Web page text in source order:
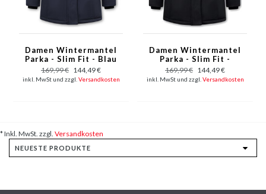
Damen Wintermantel
Parka - Slim Fit - Blau
169,99 € 144,49 €
inkl. MwSt und zzgl. Versandkosten
Damen Wintermantel
Parka - Slim Fit -
Schwarz
169,99 € 144,49 €
inkl. MwSt und zzgl. Versandkosten
* Inkl. MwSt. zzgl. Versandkosten